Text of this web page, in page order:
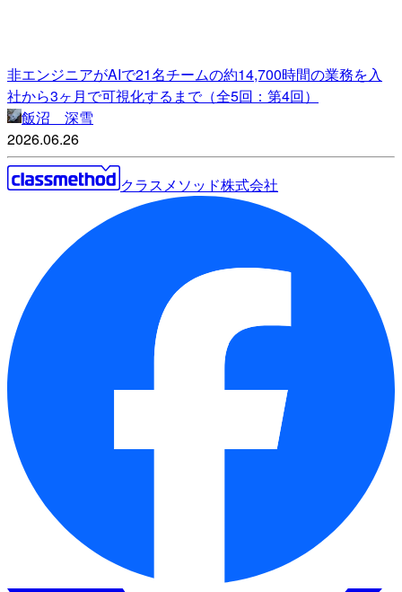
非エンジニアがAIで21名チームの約14,700時間の業務を入
社から3ヶ月で可視化するまで（全5回：第4回）
飯沼 深雪
2026.06.26
クラスメソッド株式会社